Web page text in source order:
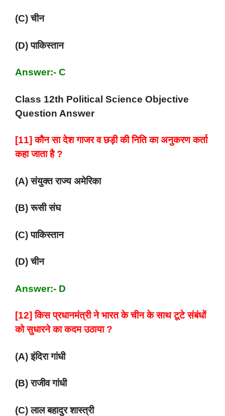
(C) चीन
(D) पाकिस्तान
Answer:- C
Class 12th Political Science Objective
Question Answer
[11] कौन सा देश गाजर व छड़ी की निति का अनुकरण कर्ता
कहा जाता है ?
(A) संयुक्त राज्य अमेरिका
(B) रूसी संघ
(C) पाकिस्तान
(D) चीन
Answer:- D
[12] किस प्रधानमंत्री ने भारत के चीन के साथ टूटे संबंधों
को सुधारने का कदम उठाया ?
(A) इंदिरा गांधी
(B) राजीव गांधी
(C) लाल बहादुर शास्त्री